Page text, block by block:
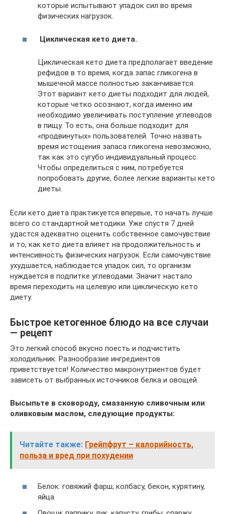
которые испытывают упадок сил во время
физических нагрузок.
Циклическая кето диета.
Циклическая кето диета предполагает введение
рефидов в то время, когда запас гликогена в
мышечной массе полностью заканчивается.
Этот вариант кето диеты подходит для людей,
которые четко осознают, когда именно им
необходимо увеличивать поступление углеводов
в пищу. То есть, она больше подходит для
«продвинутых» пользователей. Точно назвать
время истощения запаса гликогена невозможно,
так как это сугубо индивидуальный процесс.
Чтобы определиться с ним, потребуется
попробовать другие, более легкие варианты кето
диеты.
Если кето диета практикуется впервые, то начать лучше
всего со стандартной методики. Уже спустя 7 дней
удастся адекватно оценить собственное самочувствие
и то, как кето диета влияет на продолжительность и
интенсивность физических нагрузок. Если самочувствие
ухудшается, наблюдается упадок сил, то организм
нуждается в подпитке углеводами. Значит настало
время переходить на целевую или циклическую кето
диету.
Быстрое кетогенное блюдо на все случаи
— рецепт
Это легкий способ вкусно поесть и подчистить
холодильник. Разнообразие ингредиентов
приветствуется! Количество макронутриентов будет
зависеть от выбранных источников белка и овощей.
Высыпьте в сковороду, смазанную сливочным или
оливковым маслом, следующие продукты:
Читайте также: Грейпфрут – калорийность,
польза и вред при похудении
Белок: говяжий фарш, колбасу, бекон, курятину,
яйца